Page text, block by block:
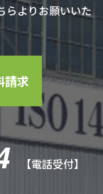
らよりお願いいた
請求
【電話受付】